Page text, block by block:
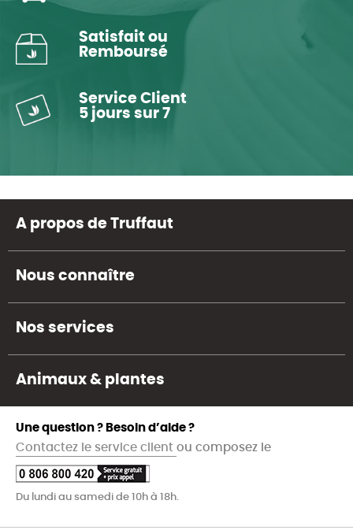
Satisfait ou
Remboursé
Service Client
5 jours sur 7
A propos de Truffaut
Nous connaître
Nos services
Animaux & plantes
Une question ? Besoin d’aide ?
Contactez le service client ou composez le
Du lundi au samedi de 10h à 18h.